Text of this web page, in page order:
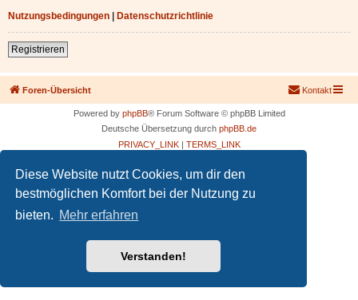
Diese Website nutzt Cookies, um dir den
bestmöglichen Komfort bei der Nutzung zu
bieten. Mehr erfahren
Verstanden!
Nutzungsbedingungen | Datenschutzrichtlinie
Registrieren
Foren-Übersicht Kontakt
Powered by phpBB® Forum Software © phpBB Limited
Deutsche Übersetzung durch phpBB.de
PRIVACY_LINK| TERMS_LINK